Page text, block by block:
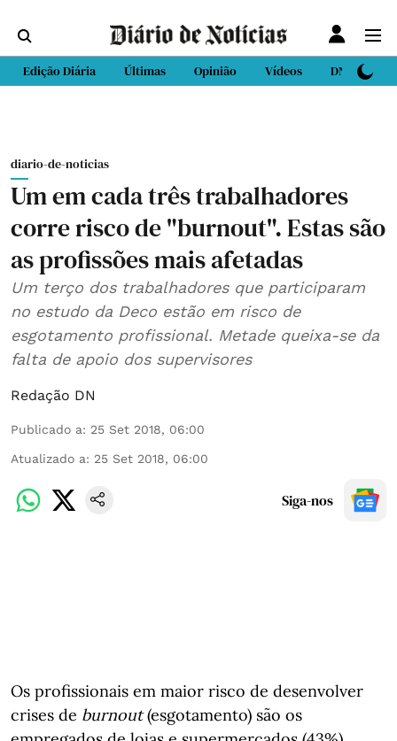
Edição Diária Últimas Opinião Vídeos DN Sport
diario-de-noticias
Um em cada três trabalhadores
corre risco de "burnout". Estas são
as profissões mais afetadas
Um terço dos trabalhadores que participaram
no estudo da Deco estão em risco de
esgotamento profissional. Metade queixa-se da
falta de apoio dos supervisores
Redação DN
Publicado a: 25 Set 2018, 06:00
Atualizado a: 25 Set 2018, 06:00
Siga-nos
Os profissionais em maior risco de desenvolver
crises de burnout(esgotamento) são os